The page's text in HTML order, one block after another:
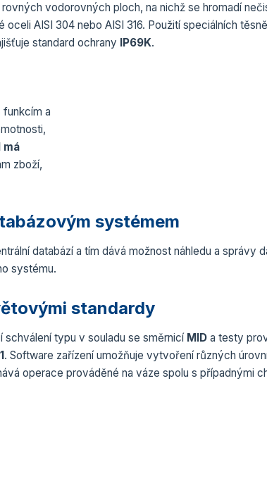
vodorovných ploch, na nichž se hromadí
oceli AISI 304 nebo AISI 316. Použití speciálních
standard ochrany IP69K.
funkcím a
má
zboží,
systémem
databází a tím dává možnost náhledu a správy
systému.
standardy
schválení typu v souladu se směrnicí MID a testy
. Software zařízení umožňuje vytvoření různých
operace prováděné na váze spolu s případnými